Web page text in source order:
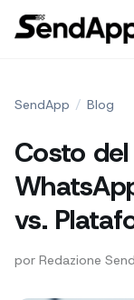
SendApp / Blog
Costo
vs.
por Redazione